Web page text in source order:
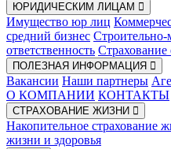
ЮРИДИЧЕСКИМ ЛИЦАМ
Имущество юр лиц
средний бизнес
ответственность Страхование
ПОЛЕЗНАЯ ИНФОРМАЦИЯ
Вакансии Наши партнеры
О КОМПАНИИ КОНТАКТЫ
СТРАХОВАНИЕ ЖИЗНИ
Накопительное страхование
жизни и здоровья